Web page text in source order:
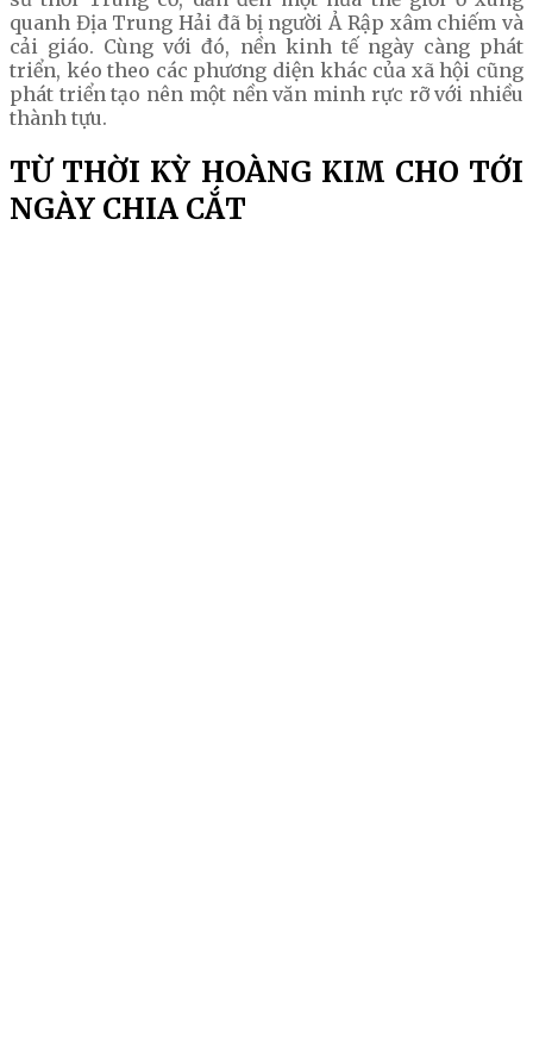
quanh Địa Trung Hải đã bị người Ả Rập xâm chiếm và
cải giáo. Cùng với đó, nền kinh tế ngày càng phát
triển, kéo theo các phương diện khác của xã hội cũng
phát triển tạo nên một nền văn minh rực rỡ với nhiều
thành tựu.
TỪ THỜI KỲ HOÀNG KIM CHO TỚI
NGÀY CHIA CẮT